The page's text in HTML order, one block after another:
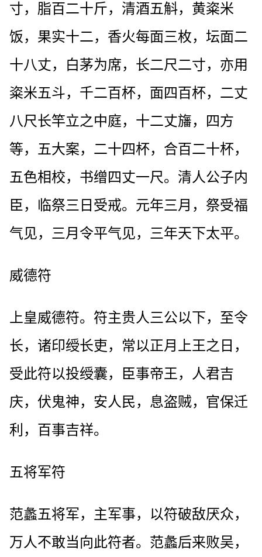
寸，脂百二十斤，清酒五斛，黄粢米
饭，果实十二，香火每面三枚，坛面二
十八丈，白茅为席，长二尺二寸，亦用
粢米五斗，千二百杯，面四百杯，二丈
八尺长竿立之中庭，十二丈旛，四方
等，五大案，二十四杯，合百二十杯，
五色相校，书缯四丈一尺。清人公子内
臣，临祭三日受戒。元年三月，祭受福
气见，三月令平气见，三年天下太平。
威德符
上皇威德符。符主贵人三公以下，至令
长，诸印绶长吏，常以正月上王之日，
受此符以投绶囊，臣事帝王，人君吉
庆，伏鬼神，安人民，息盗贼，官保迁
利，百事吉祥。
五将军符
范蠡五将军，主军事，以符破敌厌众，
万人不敢当向此符者。范蠡后来败吴，